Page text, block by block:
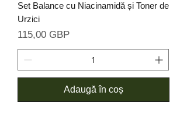
Set Balance cu Niacinamidă și Toner de
Urzici
Preț
115,00 GBP
Adaugă în coș